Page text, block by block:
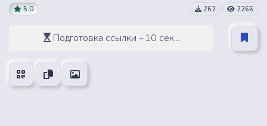
5.0 262 2266
Подготовка ссылки ~10 сек...